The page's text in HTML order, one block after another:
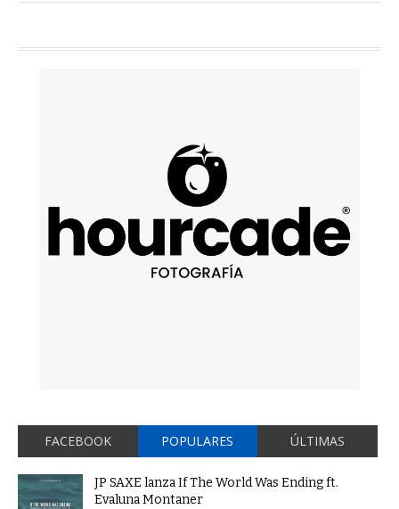
FACEBOOK POPULARES ÚLTIMAS
JP SAXE lanza If The World Was Ending ft.
Evaluna Montaner